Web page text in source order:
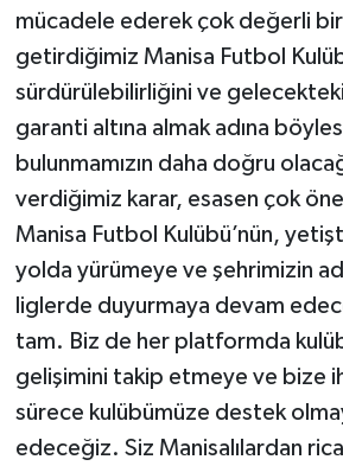
mücadele ederek çok değerli bir
getirdiğimiz Manisa Futbol
sürdürülebilirliğini ve gelecekteki
garanti altına almak adına
bulunmamızın daha doğru
verdiğimiz karar, esasen çok
Manisa Futbol Kulübü’nün,
yolda yürümeye ve şehrimizin
liglerde duyurmaya devam
tam. Biz de her platformda
gelişimini takip etmeye ve bize
sürece kulübümüze destek
edeceğiz. Siz Manisalılardan